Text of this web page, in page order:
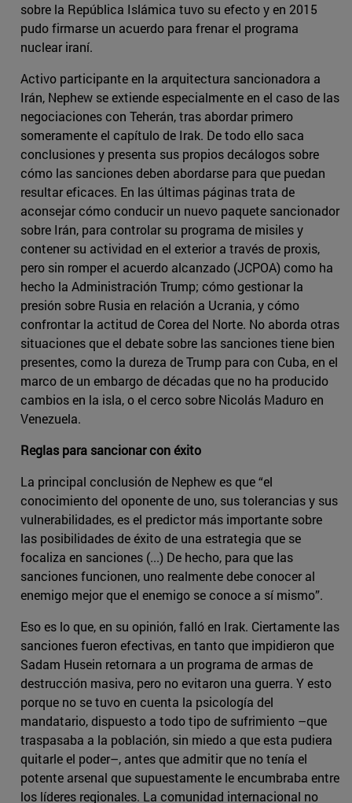
sobre la República Islámica tuvo su efecto y en 2015
pudo firmarse un acuerdo para frenar el programa
nuclear iraní.
Activo participante en la arquitectura sancionadora a
Irán, Nephew se extiende especialmente en el caso de las
negociaciones con Teherán, tras abordar primero
someramente el capítulo de Irak. De todo ello saca
conclusiones y presenta sus propios decálogos sobre
cómo las sanciones deben abordarse para que puedan
resultar eficaces. En las últimas páginas trata de
aconsejar cómo conducir un nuevo paquete sancionador
sobre Irán, para controlar su programa de misiles y
contener su actividad en el exterior a través de proxis,
pero sin romper el acuerdo alcanzado (JCPOA) como ha
hecho la Administración Trump; cómo gestionar la
presión sobre Rusia en relación a Ucrania, y cómo
confrontar la actitud de Corea del Norte. No aborda otras
situaciones que el debate sobre las sanciones tiene bien
presentes, como la dureza de Trump para con Cuba, en el
marco de un embargo de décadas que no ha producido
cambios en la isla, o el cerco sobre Nicolás Maduro en
Venezuela.
Reglas para sancionar con éxito
La principal conclusión de Nephew es que “el
conocimiento del oponente de uno, sus tolerancias y sus
vulnerabilidades, es el predictor más importante sobre
las posibilidades de éxito de una estrategia que se
focaliza en sanciones (...) De hecho, para que las
sanciones funcionen, uno realmente debe conocer al
enemigo mejor que el enemigo se conoce a sí mismo”.
Eso es lo que, en su opinión, falló en Irak. Ciertamente las
sanciones fueron efectivas, en tanto que impidieron que
Sadam Husein retornara a un programa de armas de
destrucción masiva, pero no evitaron una guerra. Y esto
porque no se tuvo en cuenta la psicología del
mandatario, dispuesto a todo tipo de sufrimiento –que
traspasaba a la población, sin miedo a que esta pudiera
quitarle el poder–, antes que admitir que no tenía el
potente arsenal que supuestamente le encumbraba entre
los líderes regionales. La comunidad internacional no